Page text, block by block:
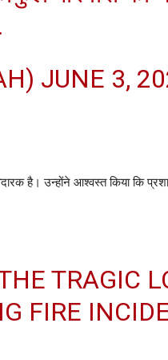
JUNE 3,
है। उन्होंने आश्वस्त किया कि
TRAGIC
FIRE